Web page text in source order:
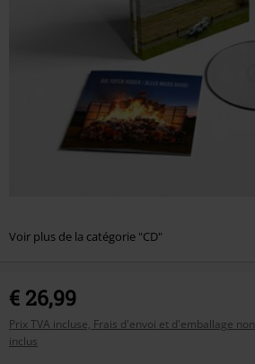
Voir plus de la catégorie "CD"
€ 26,99
Prix TVA incluse, Frais d'envoi et d'emballage non
inclus